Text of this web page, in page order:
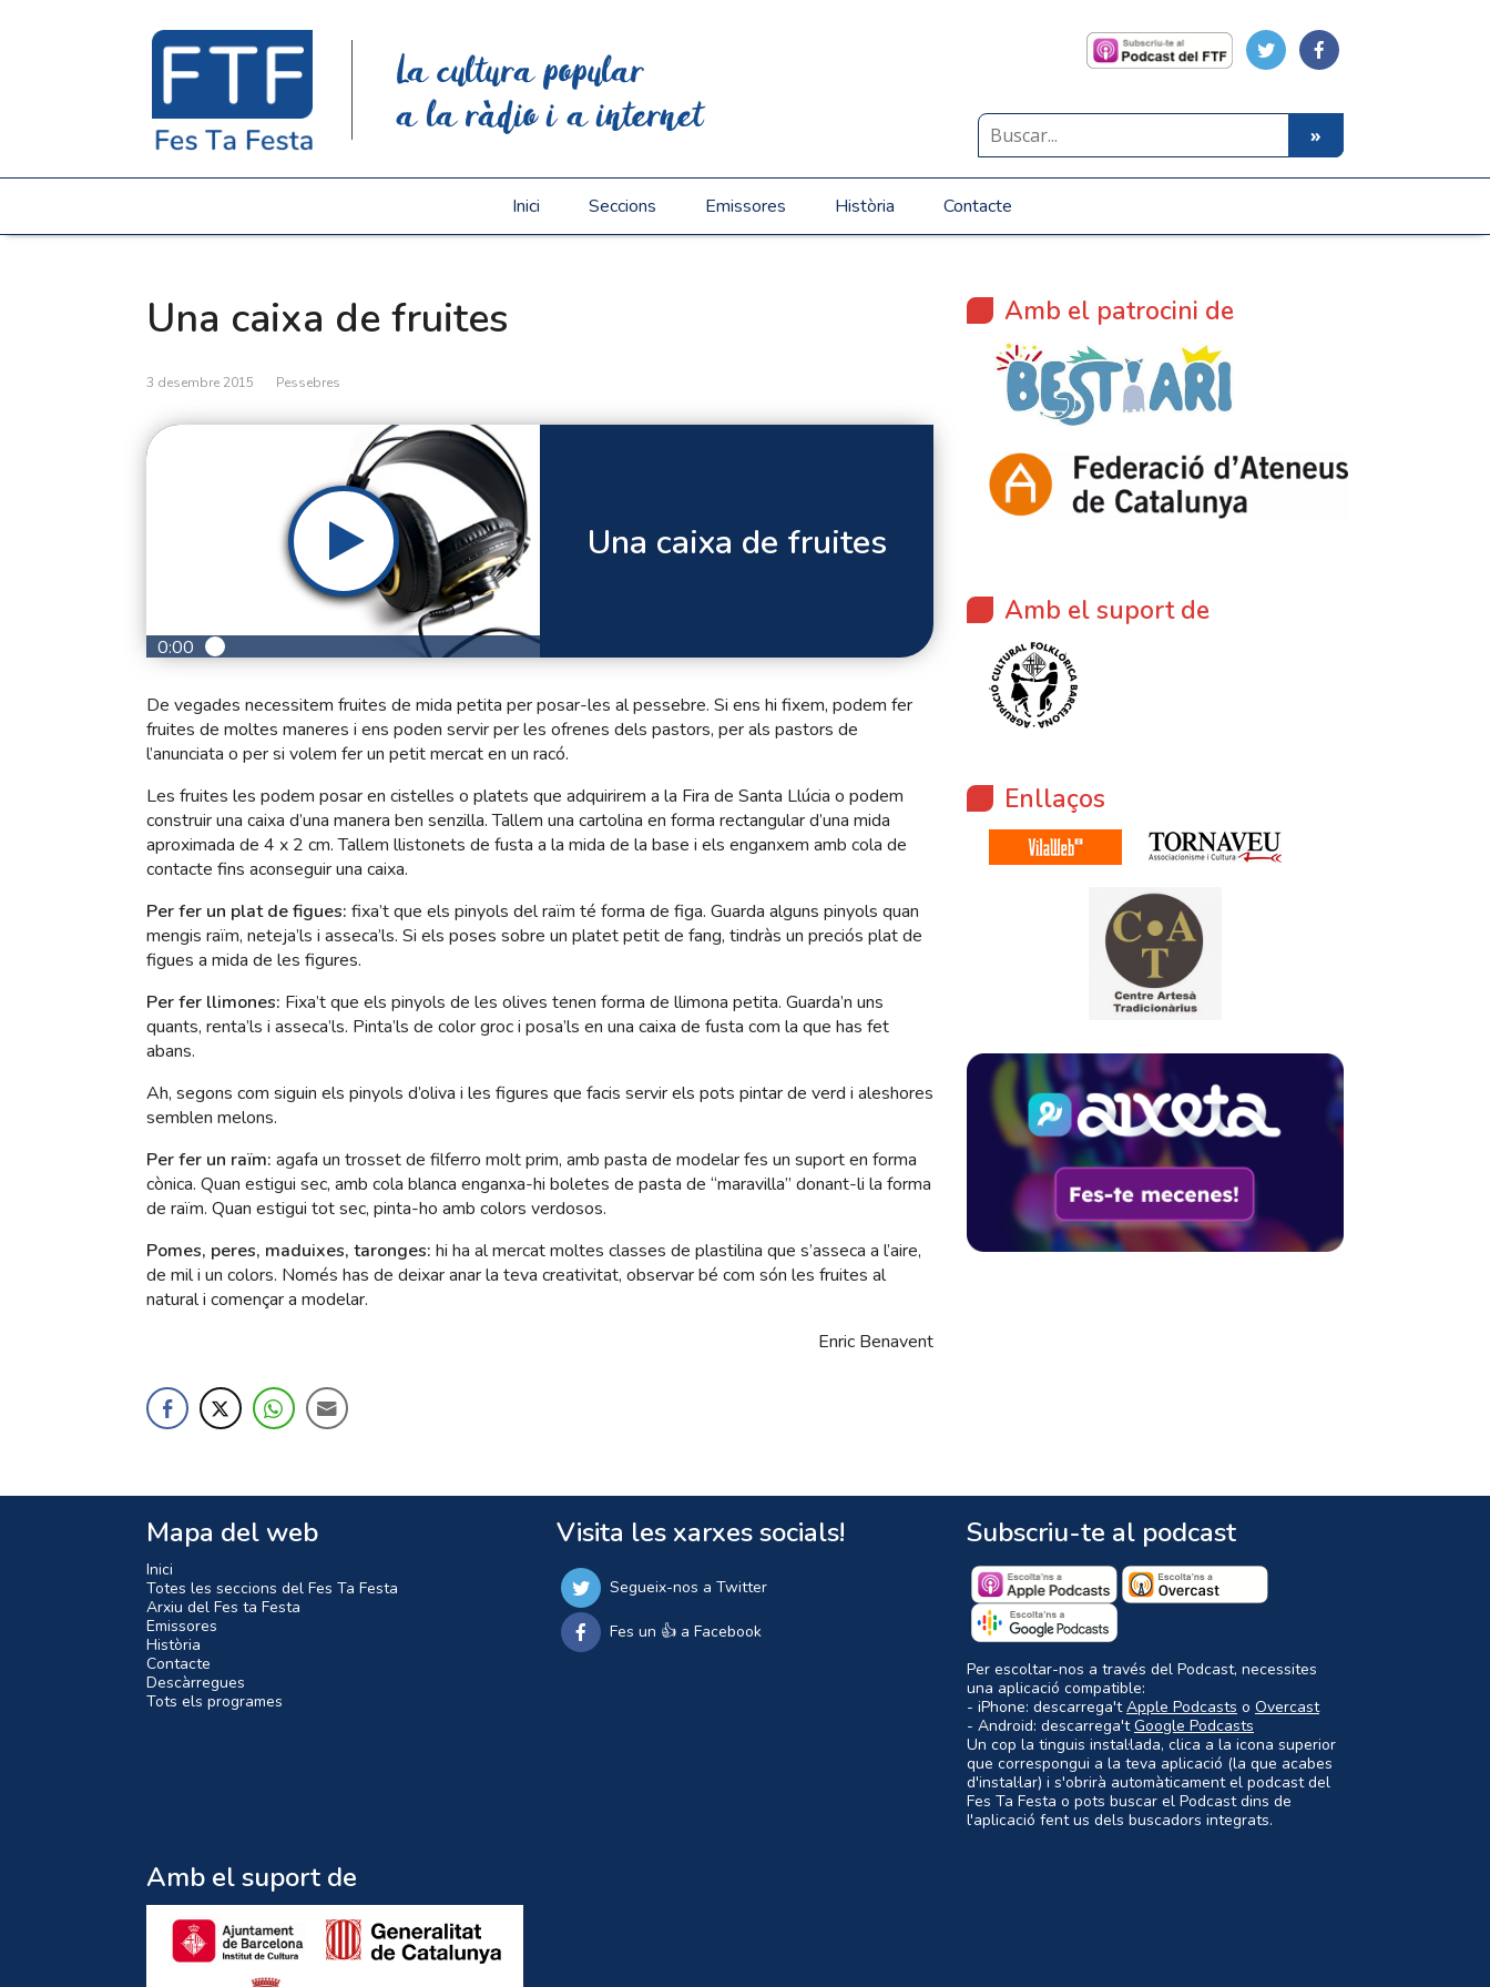
La cultura popular
a la ràdio i a internet
Inici Seccions Emissores Història Contacte
Una caixa de fruites
3 desembre 2015 Pessebres
0:00
Una caixa de fruites
De vegades necessitem fruites de mida petita per posar-les al pessebre. Si ens hi fixem, podem fer
fruites de moltes maneres i ens poden servir per les ofrenes dels pastors, per als pastors de
l’anunciata o per si volem fer un petit mercat en un racó.
Les fruites les podem posar en cistelles o platets que adquirirem a la Fira de Santa Llúcia o podem
construir una caixa d’una manera ben senzilla. Tallem una cartolina en forma rectangular d’una mida
aproximada de 4 x 2 cm. Tallem llistonets de fusta a la mida de la base i els enganxem amb cola de
contacte fins aconseguir una caixa.
Per fer un plat de figues: fixa’t que els pinyols del raïm té forma de figa. Guarda alguns pinyols quan
mengis raïm, neteja’ls i asseca’ls. Si els poses sobre un platet petit de fang, tindràs un preciós plat de
figues a mida de les figures.
Per fer llimones: Fixa’t que els pinyols de les olives tenen forma de llimona petita. Guarda’n uns
quants, renta’ls i asseca’ls. Pinta’ls de color groc i posa’ls en una caixa de fusta com la que has fet
abans.
Ah, segons com siguin els pinyols d’oliva i les figures que facis servir els pots pintar de verd i aleshores
semblen melons.
Per fer un raïm: agafa un trosset de filferro molt prim, amb pasta de modelar fes un suport en forma
cònica. Quan estigui sec, amb cola blanca enganxa-hi boletes de pasta de “maravilla” donant-li la forma
de raïm. Quan estigui tot sec, pinta-ho amb colors verdosos.
Pomes, peres, maduixes, taronges: hi ha al mercat moltes classes de plastilina que s’asseca a l’aire,
de mil i un colors. Només has de deixar anar la teva creativitat, observar bé com són les fruites al
natural i començar a modelar.
Enric Benavent
Amb el patrocini de
Amb el suport de
Enllaços
Mapa del web
Inici
Totes les seccions del Fes Ta Festa
Arxiu del Fes ta Festa
Emissores
Història
Contacte
Descàrregues
Tots els programes
Visita les xarxes socials!
Segueix-nos a Twitter
Fes un 👍 a Facebook
Subscriu-te al podcast
Per escoltar-nos a través del Podcast, necessites
una aplicació compatible:
- iPhone: descarrega'tApple Podcasts o Overcast
- Android: descarrega'tGoogle Podcasts
Un cop la tinguis instal·lada, clica a la icona superior
que correspongui a la teva aplicació (la que acabes
d'instal·lar) i s'obrirà automàticament el podcast del
Fes Ta Festa o pots buscar el Podcast dins de
l'aplicació fent us dels buscadors integrats.
Amb el suport de